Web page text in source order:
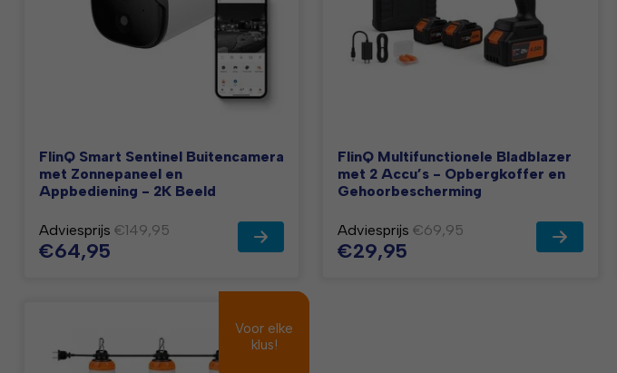
FlinQ Smart Sentinel Buitencamera
met Zonnepaneel en
Appbediening - 2K Beeld
Adviesprijs €149,95
€64,95
FlinQ Multifunctionele Bladblazer
met 2 Accu’s - Opbergkoffer en
Gehoorbescherming
Adviesprijs €69,95
€29,95
Voor elke
klus!
Voor elke
klus!